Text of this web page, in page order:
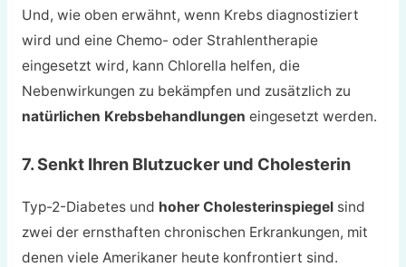
Und, wie oben erwähnt, wenn Krebs diagnostiziert
wird und eine Chemo- oder Strahlentherapie
eingesetzt wird, kann Chlorella helfen, die
Nebenwirkungen zu bekämpfen und zusätzlich zu
natürlichen Krebsbehandlungen eingesetzt werden.
7. Senkt Ihren Blutzucker und Cholesterin
Typ-2-Diabetes und hoher Cholesterinspiegelsind
zwei der ernsthaften chronischen Erkrankungen, mit
denen viele Amerikaner heute konfrontiert sind.